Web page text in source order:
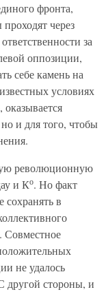
фронта,
через
за
оппозиции,
себе камень на
условиях
и для того, чтобы
революционную
и Ко. Но факт
сохранять в
Совместное
не удалось
другой стороны, и